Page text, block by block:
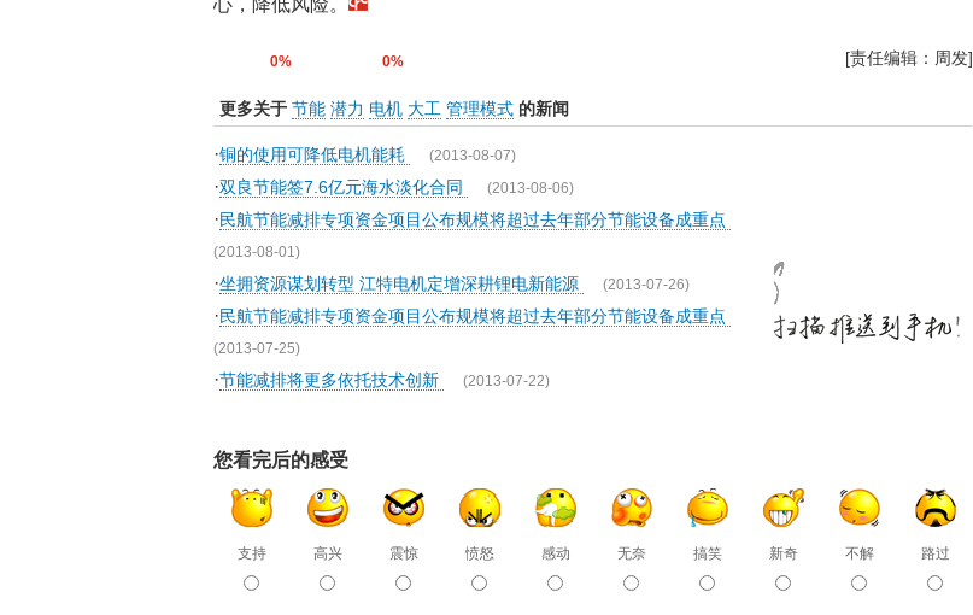
心，降低风险。
0% 0% [责任编辑：周发]
更多关于 节能 潜力 电机 大工 管理模式 的新闻
·铜的使用可降低电机能耗 (2013-08-07)
·双良节能签7.6亿元海水淡化合同 (2013-08-06)
·民航节能减排专项资金项目公布规模将超过去年部分节能设备成重点
(2013-08-01)
·坐拥资源谋划转型 江特电机定增深耕锂电新能源 (2013-07-26)
·民航节能减排专项资金项目公布规模将超过去年部分节能设备成重点
(2013-07-25)
·节能减排将更多依托技术创新 (2013-07-22)
您看完后的感受
支持 高兴 震惊 愤怒 感动 无奈 搞笑 新奇 不解 路过